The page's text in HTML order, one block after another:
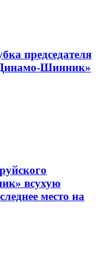
председателя
Шинник»
всухую
место на